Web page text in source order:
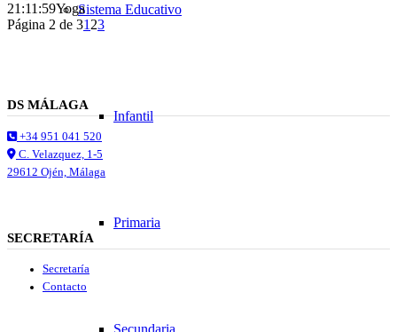
Sistema Educativo
Infantil
Primaria
Secundaria
21:11:59Yoga
Página 2 de 31 23
DS MÁLAGA
+34 951 041 520
C. Velazquez, 1-5
29612 Ojén, Málaga
SECRETARÍA
Secretaría
Contacto